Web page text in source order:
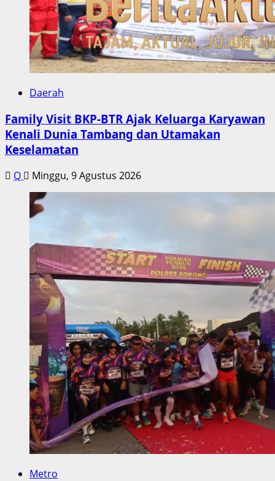
Daerah
Family Visit BKP-BTR Ajak Keluarga Karyawan
Kenali Dunia Tambang dan Utamakan
Keselamatan
Q Minggu, 9 Agustus 2026
Metro